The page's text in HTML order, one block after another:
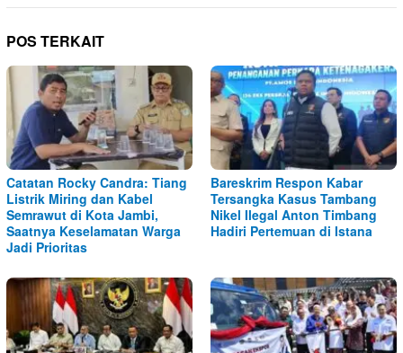
POS TERKAIT
Catatan Rocky Candra: Tiang
Listrik Miring dan Kabel
Semrawut di Kota Jambi,
Saatnya Keselamatan Warga
Jadi Prioritas
Bareskrim Respon Kabar
Tersangka Kasus Tambang
Nikel Ilegal Anton Timbang
Hadiri Pertemuan di Istana